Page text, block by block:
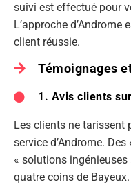
suivi est effectué pour
L’approche
client réussie.
Témoignages
1. Avis clients
Les clients ne tarissent
service d’Androme.
« solutions
quatre coins de